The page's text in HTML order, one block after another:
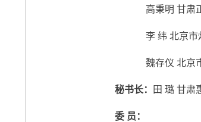
高秉明 甘肃正
李 纬 北京市炜
魏存仪 北京市
秘书长： 田 璐 甘肃
委 员：